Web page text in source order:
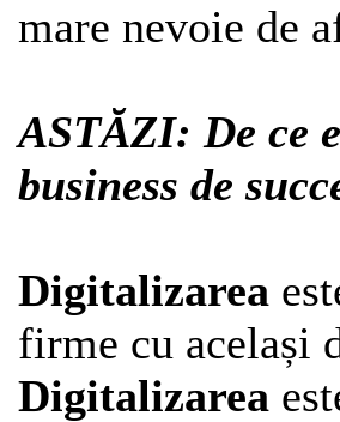
mare nevoie de
ASTĂZI: De ce
business de
Digitalizarea
firme cu același
Digitalizarea